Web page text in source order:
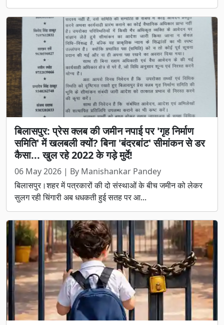
बिलासपुर: प्रेस क्लब की जमीन नपाई पर 'गृह निर्माण
समिति' में खलबली क्यों? बिना 'बंदरबांट' सीमांकन से डर
कैसा... खुल रहे 2022 के गड़े मुर्दे!
06 May 2026 | By Manishankar Pandey
बिलासपुर।शहर में पत्रकारों की दो संस्थाओं के बीच जमीन को लेकर
सुलग रही चिंगारी अब धधकती हुई सतह पर आ...